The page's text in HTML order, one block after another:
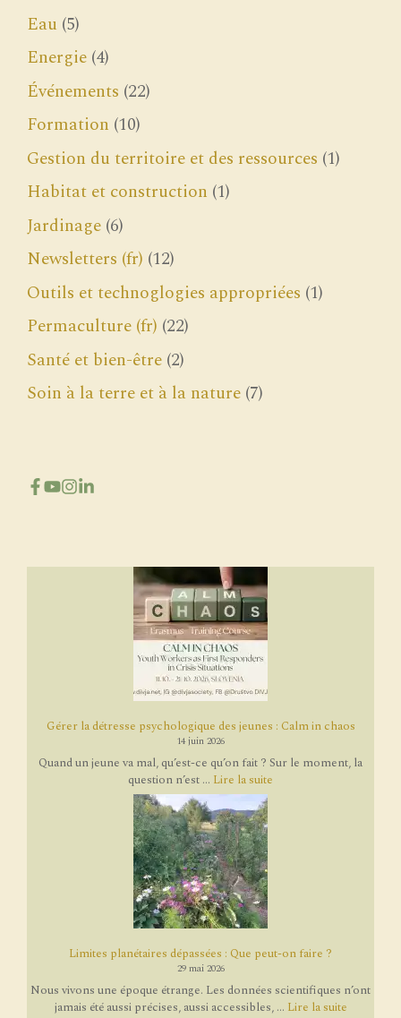
Eau (5)
Energie (4)
Événements (22)
Formation (10)
Gestion du territoire et des ressources (1)
Habitat et construction (1)
Jardinage (6)
Newsletters (fr) (12)
Outils et technoglogies appropriées (1)
Permaculture (fr) (22)
Santé et bien-être (2)
Soin à la terre et à la nature (7)
Gérer la détresse psychologique des jeunes : Calm in chaos
14 juin 2026
Quand un jeune va mal, qu’est-ce qu’on fait ? Sur le moment, la
question n’est ... Lire la suite
Limites planétaires dépassées : Que peut-on faire ?
29 mai 2026
Nous vivons une époque étrange. Les données scientifiques n’ont
jamais été aussi précises, aussi accessibles, ... Lire la suite